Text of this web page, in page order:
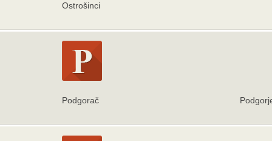
Ostrošinci
Podgorač